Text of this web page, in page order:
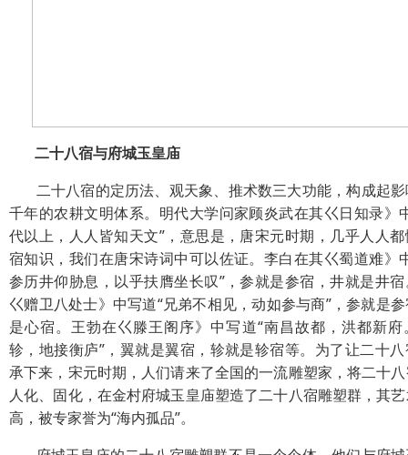
二十八宿与府城玉皇庙
二十八宿的定历法、观天象、推术数三大功能，构成起影
千年的农耕文明体系。明代大学问家顾炎武在其巜日知录》
代以上，人人皆知天文”，意思是，唐宋元时期，几乎人人
宿知识，我们在唐宋诗词中可以佐证。李白在其巜蜀道难》
参历井仰胁息，以乎扶膺坐长叹”，参就是参宿，井就是井
巜赠卫八处士》中写道“兄弟不相见，动如参与商”，参就是
是心宿。王勃在巜滕王阁序》中写道“南昌故都，洪都新府
轸，地接衡庐”，翼就是翼宿，轸就是轸宿等。为了让二十
承下来，宋元时期，人们请来了全国的一流雕塑家，将二十
人化、固化，在金村府城玉皇庙塑造了二十八宿雕塑群，其
高，被专家誉为“海内孤品”。